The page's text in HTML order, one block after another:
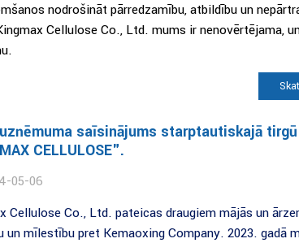
nodrošināt pārredzamību, atbildību un
Cellulose Co., Ltd. mums ir nenovērtējama,
saīsinājums starptautiskajā
CELLULOSE".
05-06
Cellulose Co., Ltd. pateicas draugiem mājās un
un mīlestību pret Kemaoxing Company. 2023. gadā